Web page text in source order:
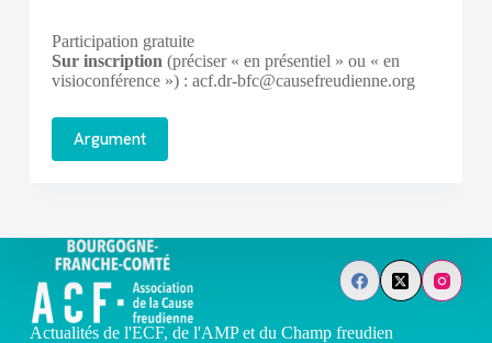
Participation gratuite
Sur inscription (préciser « en présentiel » ou « en
visioconférence ») : acf.dr-bfc@causefreudienne.org
Argument
Actualités de l'ECF, de l'AMP et du Champ freudien